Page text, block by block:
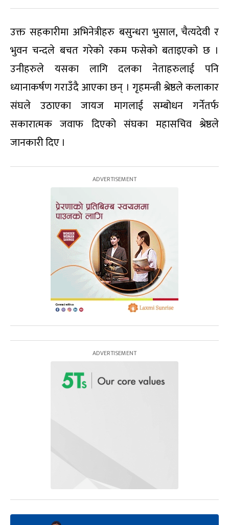
उक्त सहकारीमा अभिनेत्रीहरु बसुन्धरा भुसाल, चैत्यदेवी र
भुवन चन्दले बचत गरेको रकम फसेको बताइएको छ ।
उनीहरुले यसका लागि दलका नेताहरुलाई पनि
ध्यानाकर्षण गराउँदै आएका छन् । गृहमन्त्री श्रेष्ठले कलाकार
संघले उठाएका जायज मागलाई सम्बोधन गर्नेतर्फ
सकारात्मक जवाफ दिएको संघका महासचिव श्रेष्ठले
जानकारी दिए ।